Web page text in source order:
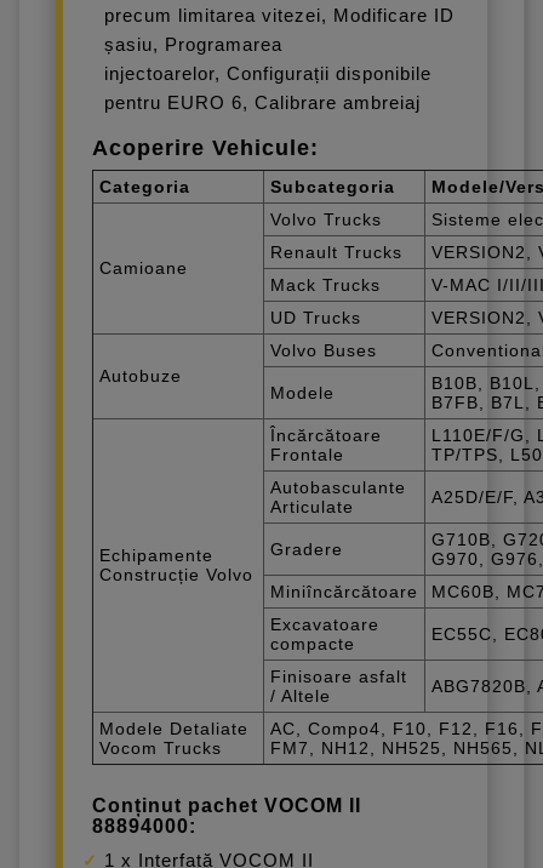
precum limitarea vitezei, Modificare ID
șasiu, Programarea
injectoarelor, Configurații disponibile
pentru EURO 6, Calibrare ambreiaj
Acoperire Vehicule:
Categoria Subcategoria Modele/
Camioane
Volvo Trucks
Sisteme
Renault Trucks
VERSION2,
Mack Trucks
V-MAC I/II/
UD Trucks
VERSION2,
Autobuze
Volvo Buses
Modele
B10B,
B7FB, B7L,
Echipamente
Construcție Volvo
Încărcătoare
Frontale
L110E/F/G,
TP/TPS,
Autobasculante
Articulate
A25D/E/F,
Gradere
G710B,
G970,
Miniîncărcătoare
MC60B,
Excavatoare
compacte
EC55C,
Finisoare asfalt
/ Altele
ABG7820B,
Modele Detaliate
Vocom Trucks
AC, Compo4, F10, F12, F16,
FM7, NH12, NH525, NH565,
Conținut pachet VOCOM II
88894000:
1 x Interfață VOCOM II